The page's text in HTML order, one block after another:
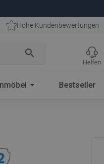
Hohe Kundenbewertungen
search
Helfen
Bestseller